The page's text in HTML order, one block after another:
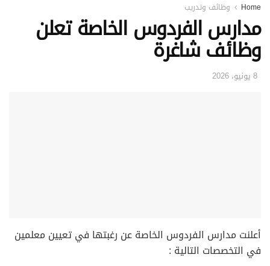
Home وظائف وتدريب
مدارس الفردوس الخاصة تعلن
وظائف شاغرة
8 يونيو، 2026
أعلنت مدارس الفردوس الخاصة عن رغبتها في تعيين معلمين
في التخصصات التالية :